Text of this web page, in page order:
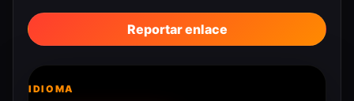
Reportar enlace
IDIOMA